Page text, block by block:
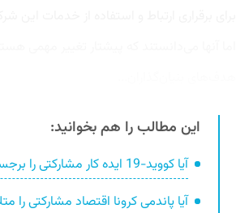
این مطالب را هم بخوانید:
آیا کووید-19 ایده کار مشارکتی را برجسته‌تر می‌کند؟
آیا پاندمی کرونا اقتصاد مشارکتی را